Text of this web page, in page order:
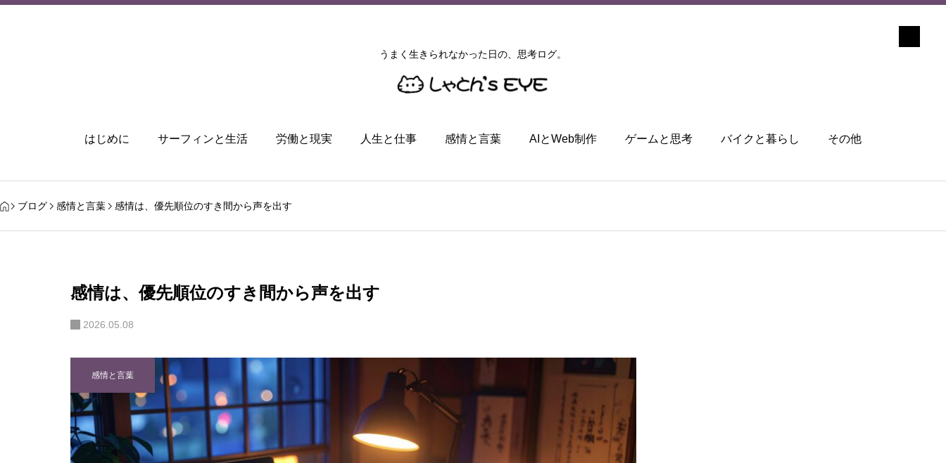
うまく生きられなかった日の、思考ログ。
はじめに サーフィンと生活 労働と現実 人生と仕事 感情と言葉 AIとWeb制作 ゲームと思考 バイクと暮らし その他
ブログ 感情と言葉 感情は、優先順位のすき間から声を出す
感情は、優先順位のすき間から声を出す
2026.05.08
感情と言葉